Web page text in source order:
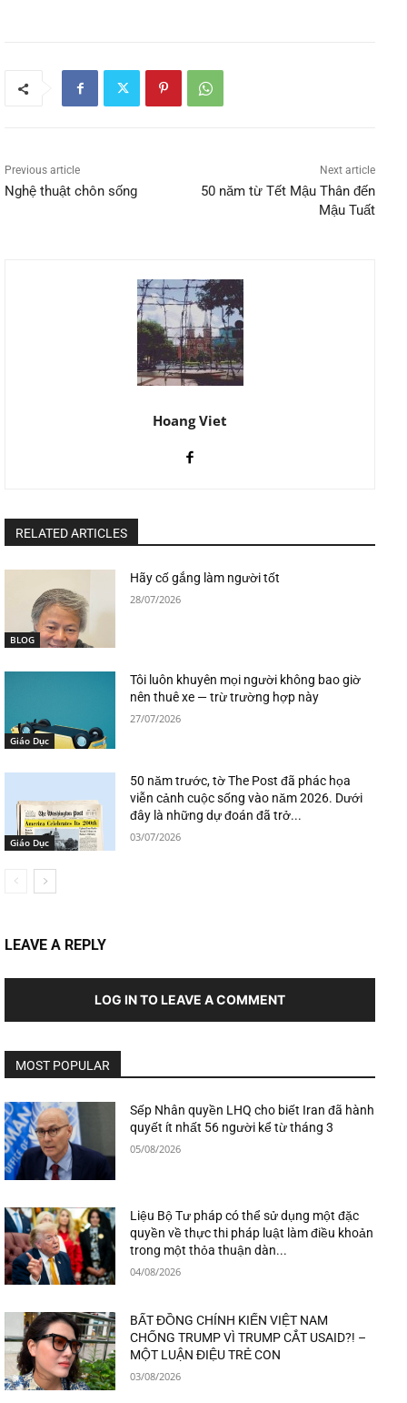
Previous article
Nghệ thuật chôn sống
Next article
50 năm từ Tết Mậu Thân đến
Mậu Tuất
Hoang Viet
RELATED ARTICLES
BLOG
Hãy cố gắng làm người tốt
28/07/2026
Giáo Dục
Tôi luôn khuyên mọi người không bao giờ
nên thuê xe — trừ trường hợp này
27/07/2026
Giáo Dục
50 năm trước, tờ The Post đã phác họa
viễn cảnh cuộc sống vào năm 2026. Dưới
đây là những dự đoán đã trở...
03/07/2026
LEAVE A REPLY
LOG IN TO LEAVE A COMMENT
MOST POPULAR
Sếp Nhân quyền LHQ cho biết Iran đã hành
quyết ít nhất 56 người kể từ tháng 3
05/08/2026
Liệu Bộ Tư pháp có thể sử dụng một đặc
quyền về thực thi pháp luật làm điều khoản
trong một thỏa thuận dàn...
04/08/2026
BẤT ĐỒNG CHÍNH KIẾN VIỆT NAM
CHỐNG TRUMP VÌ TRUMP CẮT USAID?! –
MỘT LUẬN ĐIỆU TRẺ CON
03/08/2026